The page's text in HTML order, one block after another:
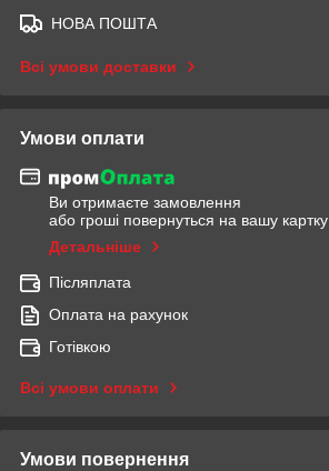
НОВА ПОШТА
Всі умови доставки
Умови оплати
Ви отримаєте замовлення
або гроші повернуться на вашу картку
Детальніше
Післяплата
Оплата на рахунок
Готівкою
Всі умови оплати
Умови повернення